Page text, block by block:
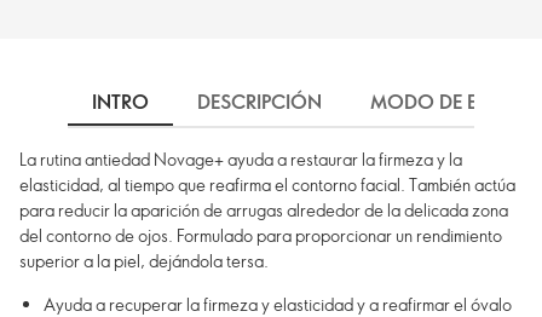
INTRO DESCRIPCIÓN MODO DE EMPLEO
La rutina antiedad Novage+ ayuda a restaurar la firmeza y la
elasticidad, al tiempo que reafirma el contorno facial. También actúa
para reducir la aparición de arrugas alrededor de la delicada zona
del contorno de ojos. Formulado para proporcionar un rendimiento
superior a la piel, dejándola tersa.
Ayuda a recuperar la firmeza y elasticidad y a reafirmar el óvalo